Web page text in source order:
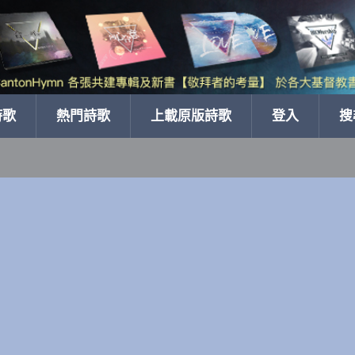
熱門詩歌 上載原版詩歌 登入